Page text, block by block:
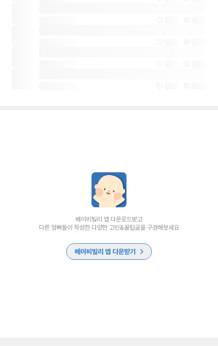
베이비빌리 앱 다운로드받고
다른 엄빠들이 작성한 다양한 고민&꿀팁글을 구경해보세요
베이비빌리 앱 다운받기